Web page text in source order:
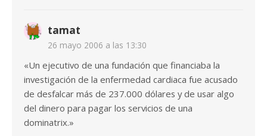
tamat
26 mayo 2006 a las 13:30
«Un ejecutivo de una fundación que financiaba la
investigación de la enfermedad cardiaca fue acusado
de desfalcar más de 237.000 dólares y de usar algo
del dinero para pagar los servicios de una
dominatrix.»